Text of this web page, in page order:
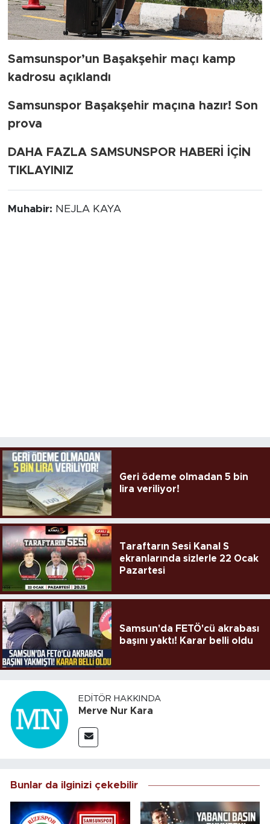
Samsunspor’un Başakşehir maçı kamp
kadrosu açıklandı
Samsunspor Başakşehir maçına hazır! Son
prova
DAHA FAZLA SAMSUNSPOR HABERİ İÇİN
TIKLAYINIZ
Muhabir: NEJLA KAYA
Geri ödeme olmadan 5 bin
lira veriliyor!
Taraftarın Sesi Kanal S
ekranlarında sizlerle 22 Ocak
Pazartesi
Samsun'da FETÖ'cü akrabası
başını yaktı! Karar belli oldu
EDITÖR HAKKINDA
Merve Nur Kara
Bunlar da ilginizi çekebilir